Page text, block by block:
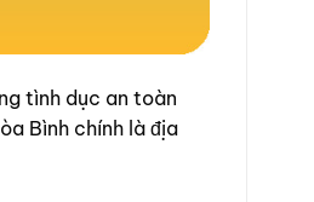
tình dục an toàn
Bình chính là địa